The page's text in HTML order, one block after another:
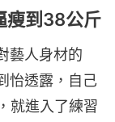
瘦到38公斤
藝人身材的
怡透露，自己
就進入了練習